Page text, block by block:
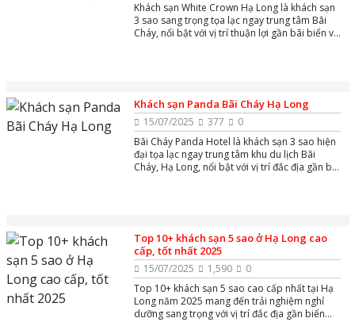
Khách sạn White Crown Hạ Long là khách sạn
3 sao sang trọng tọa lạc ngay trung tâm Bãi
Cháy, nổi bật với vị trí thuận lợi gần bãi biển và
Khách sạn Panda Bãi Cháy Hạ Long
15/07/2025 377
0
Bãi Cháy Panda Hotel là khách sạn 3 sao hiện
đại tọa lạc ngay trung tâm khu du lịch Bãi
Cháy, Hạ Long, nổi bật với vị trí đắc địa gần bãi
Top 10+ khách sạn 5 sao ở Hạ Long cao
cấp, tốt nhất 2025
15/07/2025 1,590
0
Top 10+ khách sạn 5 sao cao cấp nhất tại Hạ
Long năm 2025 mang đến trải nghiệm nghỉ
dưỡng sang trọng với vị trí đắc địa gần biển